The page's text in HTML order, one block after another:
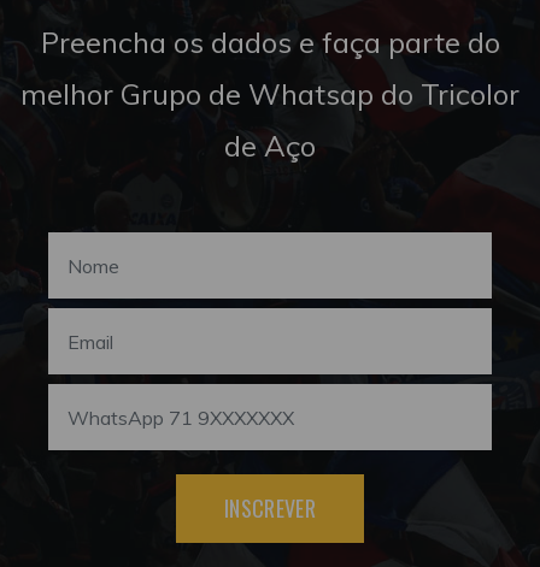
Preencha os dados e faça parte do
melhor Grupo de Whatsap do Tricolor
de Aço
INSCREVER